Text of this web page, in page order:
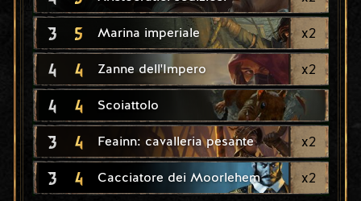
3 5 Marina imperiale x2
4 4 Zanne dell'Impero x2
4 4 Scoiattolo
3 4 Feainn: cavalleria pesante x2
3 4 Cacciatore dei Moorlehem x2